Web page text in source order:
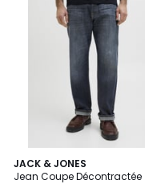
JACK & JONES
Jean Coupe Décontractée